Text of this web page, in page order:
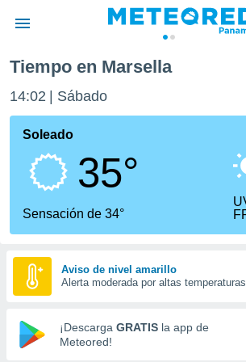
de
ha
calidad.
a este
las
y
forma
digital
basada
Tiempo en Marsella
14:02 Sábado
Soleado
35°
Sensación de 34°
Aviso de nivel amarillo
Alerta moderada por altas
¡Descarga GRATIS la app de
Meteored!